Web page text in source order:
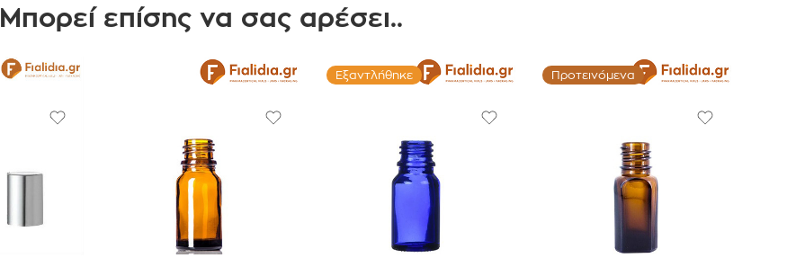
Μπορεί επίσης να σας αρέσει..
Εξαντλήθηκε Προτεινόμενα